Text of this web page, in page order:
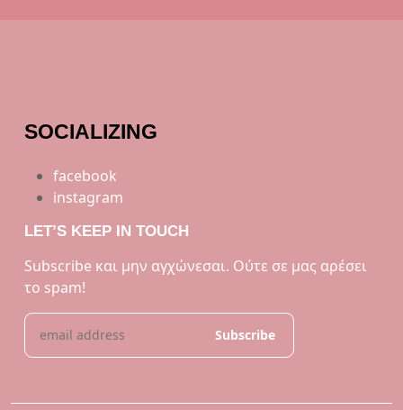
SOCIALIZING
facebook
instagram
LET’S KEEP IN TOUCH
Subscribe και μην αγχώνεσαι. Ούτε σε μας αρέσει
το spam!